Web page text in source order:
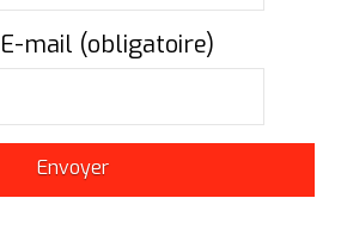
mail (obligatoire)